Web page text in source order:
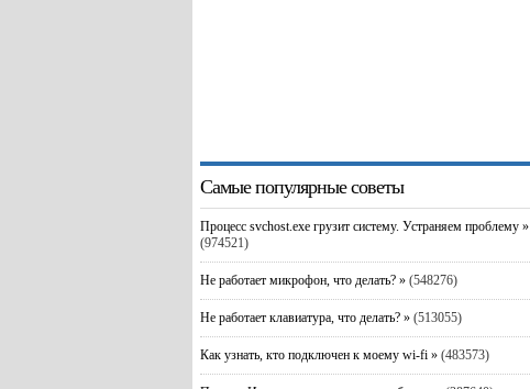
Самые популярные советы
Процесс svchost.exe грузит систему. Устраняем проблему »
(974521)
Не работает микрофон, что делать? » (548276)
Не работает клавиатура, что делать? » (513055)
Как узнать, кто подключен к моему wi-fi » (483573)